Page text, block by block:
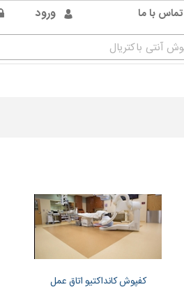
ورود تماس با ما
کفپوش کانداکتیو اتاق عمل